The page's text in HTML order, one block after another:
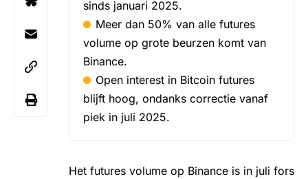
sinds januari 2025.
Meer dan 50% van alle futures
volume op grote beurzen komt van
Binance.
Open interest in Bitcoin futures
blijft hoog, ondanks correctie vanaf
piek in juli 2025.
Het futures volume op Binance is in juli fors